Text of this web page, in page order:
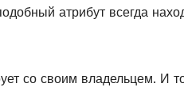
атрибут всегда
со своим владельцем. И